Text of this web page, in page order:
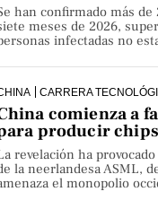
han confirmado más
meses de 2026,
infectadas no
CARRERA
comienza a
producir
revelación ha
la neerlandesa ASML,
el monopolio